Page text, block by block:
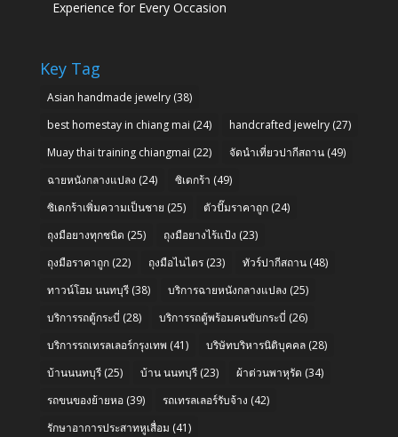
Experience for Every Occasion
Key Tag
Asian handmade jewelry(38)
best homestay in chiang mai (24) handcrafted jewelry(27)
Muay thai training chiangmai (22) จัดนำเที่ยวปากีสถาน(49)
ฉายหนังกลางแปลง (24) ซิเดกร้า (49)
ซิเดกร้าเพิ่มความเป็นชาย (25) ตัวปั๊มราคาถูก(24)
ถุงมือยางทุกชนิด (25) ถุงมือยางไร้แป้ง (23)
ถุงมือราคาถูก(22) ถุงมือไนไตร(23) ทัวร์ปากีสถาน(48)
ทาวน์โฮม นนทบุรี(38) บริการฉายหนังกลางแปลง (25)
บริการรถตู้กระบี่ (28) บริการรถตู้พร้อมคนขับกระบี่ (26)
บริการรถเทรลเลอร์กรุงเทพ (41) บริษัทบริหารนิติบุคคล(28)
บ้านนนทบุรี(25) บ้าน นนทบุรี(23) ผ้าต่วนพาหุรัด (34)
รถขนของย้ายหอ(39) รถเทรลเลอร์รับจ้าง (42)
รักษาอาการประสาทหูเสื่อม (41)